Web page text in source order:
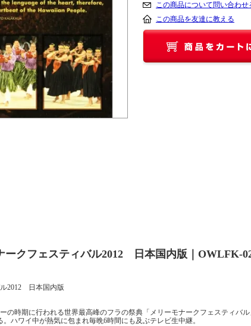
この商品について問い合わせ
この商品を友達に教える
ークフェスティバル2012 日本国内版｜OWLFK-
2012 日本国内版
の時期に行われる世界最高峰のフラの祭典「メリーモナークフェスティバ
ハワイ中が熱気に包まれ毎晩6時間にも及ぶテレビ生中継。